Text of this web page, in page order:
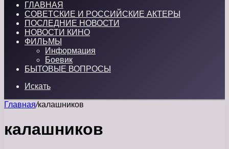
ГЛАВНАЯ
СОВЕТСКИЕ И РОССИЙСКИЕ АКТЕРЫ
ПОСЛЕДНИЕ НОВОСТИ
НОВОСТИ КИНО
ФИЛЬМЫ
Информация
Боевик
БЫТОВЫЕ ВОПРОСЫ
Искать
Главная/калашников
калашников